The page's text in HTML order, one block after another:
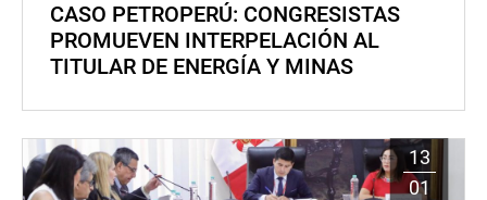
CASO PETROPERÚ: CONGRESISTAS
PROMUEVEN INTERPELACIÓN AL
TITULAR DE ENERGÍA Y MINAS
13
01